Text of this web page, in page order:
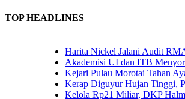
TOP HEADLINES
Harita Nickel Jalani Audit
Akademisi UI dan ITB Menyoroti
Kejari Pulau Morotai Tahan Ayah
Kerap Diguyur Hujan Tinggi,
Kelola Rp21 Miliar, DKP